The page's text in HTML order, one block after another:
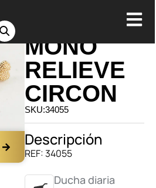
MOÑO
RELIEVE
CIRCON
SKU:34055
Descripción
REF: 34055
Ducha diaria